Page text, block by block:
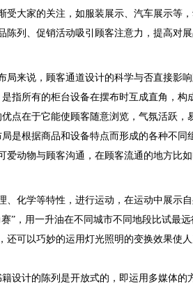
受大家的关注，如服装展示、汽车展示等
陈列、促销活动吸引顾客注意力，提高对
局来说，顾客通道设计的科学与否直接影
指所有的柜台设备在摆布时互成直角，构
点在于它能使顾客随意浏览，气氛活跃，
是根据商品和设备特点而形成的各种不
爱动物与顾客沟通，在顾客流通的地方比
、化学等特性，进行运动，在运动中展示
”，用一升油在不同城市不同地段比试最
还可以巧妙的运用灯光照明的变换效果使
设计的陈列是开放式的，即运用多媒体